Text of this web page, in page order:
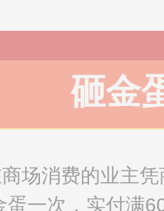
砸金
场消费的业主
蛋一次，实付满